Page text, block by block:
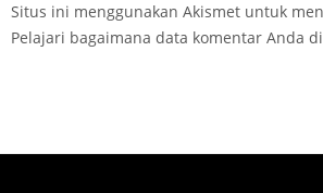
Situs ini menggunakan Akismet untuk
Pelajari bagaimana data komentar Anda